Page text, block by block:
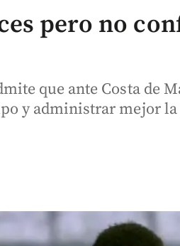
pero no
que ante Costa de
y administrar mejor la